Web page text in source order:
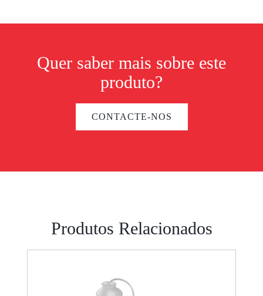
Quer saber mais sobre este
produto?
CONTACTE-NOS
Produtos Relacionados